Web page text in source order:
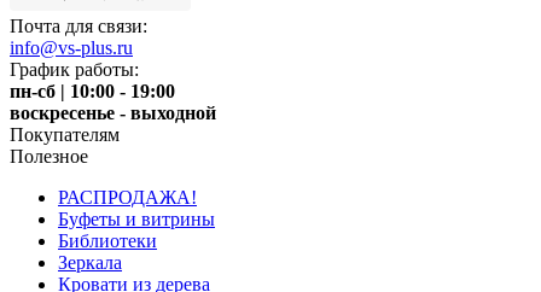
Почта для связи:
info@vs-plus.ru
График работы:
пн-сб | 10:00 - 19:00
воскресенье - выходной
Покупателям
Полезное
РАСПРОДАЖА!
Буфеты и витрины
Библиотеки
Зеркала
Кровати из дерева